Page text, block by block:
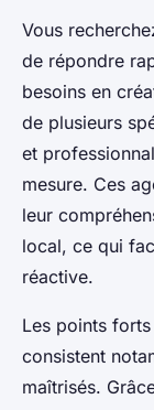
Vous
de répondre
besoins en
de plusieurs
et
mesure. Ces
leur
local, ce qui
réactive.
Les points
consistent
maîtrisés.